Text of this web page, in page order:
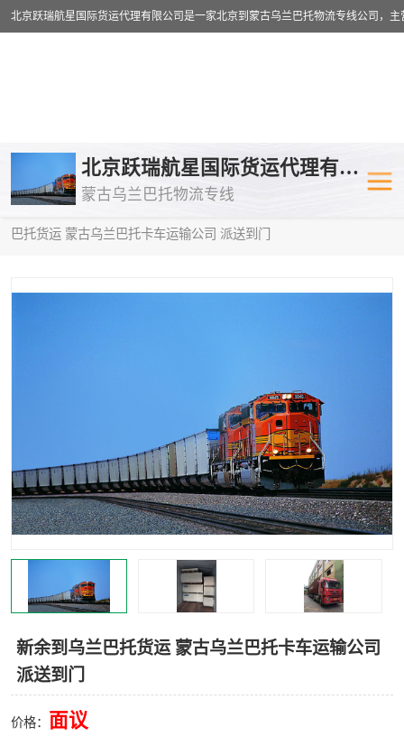
北京跃瑞航星国际货运代理有限公司
蒙古乌兰巴托物流专线
巴托货运 蒙古乌兰巴托卡车运输公司 派送到门
新余到乌兰巴托货运 蒙古乌兰巴托卡车运输公司
派送到门
价格： 面议
乌兰巴托物流专线 乌兰巴托铁
乌兰巴托公路运输
中欧班列
蒙古乌兰巴托双清包税 蒙古乌兰巴